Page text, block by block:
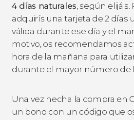
4 días naturales, según
adquirís una tarjeta de 2 días
válida durante ese día y el
motivo, os recomendamos
hora de la mañana para
durante el mayor número de
Una vez hecha la compra en
un bono con un código que